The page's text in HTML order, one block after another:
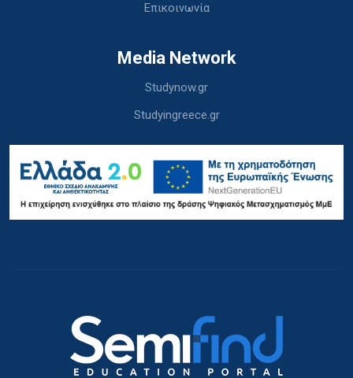
Επικοινωνία
Media Network
Studynow.gr
Studyingreece.gr